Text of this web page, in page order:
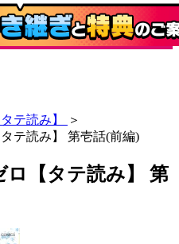
テ読み】
＞
テ読み】 第壱話(前編)
【タテ読み】 第